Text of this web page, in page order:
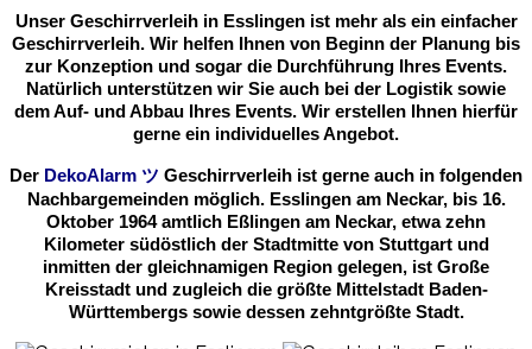
Unser Geschirrverleih in Esslingen ist mehr als ein einfacher
Geschirrverleih. Wir helfen Ihnen von Beginn der Planung bis
zur Konzeption und sogar die Durchführung Ihres Events.
Natürlich unterstützen wir Sie auch bei der Logistik sowie
dem Auf- und Abbau Ihres Events. Wir erstellen Ihnen hierfür
gerne ein individuelles Angebot.
Der DekoAlarm ツ Geschirrverleih ist gerne auch in folgenden
Nachbargemeinden möglich. Esslingen am Neckar, bis 16.
Oktober 1964 amtlich Eßlingen am Neckar, etwa zehn
Kilometer südöstlich der Stadtmitte von Stuttgart und
inmitten der gleichnamigen Region gelegen, ist Große
Kreisstadt und zugleich die größte Mittelstadt Baden-
Württembergs sowie dessen zehntgrößte Stadt.